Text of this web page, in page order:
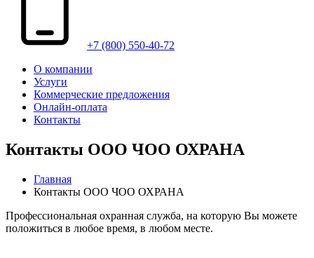
+7 (800) 550-40-72
О компании
Услуги
Коммерческие предложения
Онлайн-оплата
Контакты
Контакты ООО ЧОО ОХРАНА
Главная
Контакты ООО ЧОО ОХРАНА
Профессиональная охранная служба, на которую Вы можете
положиться в любое время, в любом месте.